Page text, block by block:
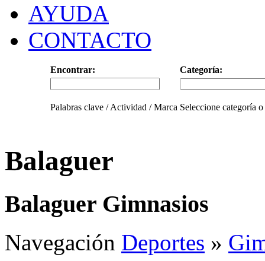
AYUDA
CONTACTO
Encontrar: Categoría:
Palabras clave / Actividad / Marca Seleccione categoría
Balaguer
Balaguer Gimnasios
Navegación Deportes »